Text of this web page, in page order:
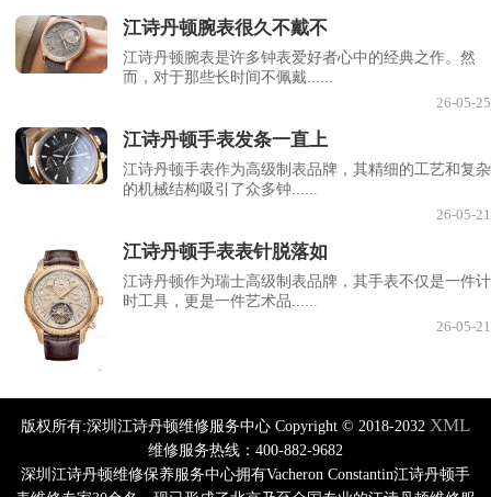
江诗丹顿腕表很久不戴不
江诗丹顿腕表是许多钟表爱好者心中的经典之作。然
而，对于那些长时间不佩戴......
26-05-25
江诗丹顿手表发条一直上
江诗丹顿手表作为高级制表品牌，其精细的工艺和复杂
的机械结构吸引了众多钟......
26-05-21
江诗丹顿手表表针脱落如
江诗丹顿作为瑞士高级制表品牌，其手表不仅是一件计
时工具，更是一件艺术品......
26-05-21
版权所有:深圳江诗丹顿维修服务中心 Copyright © 2018-2032 XML
维修服务热线：400-882-9682
深圳江诗丹顿维修保养服务中心拥有Vacheron Constantin江诗丹顿手